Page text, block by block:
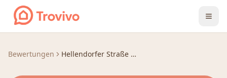
Zum Inhalt springen
Bewertungen Hellendorfer Straße 12